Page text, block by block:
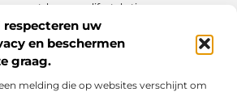
respecteren uw
en beschermen
graag.
melding die op websites verschijnt om
must-haves en lifestyle tips.